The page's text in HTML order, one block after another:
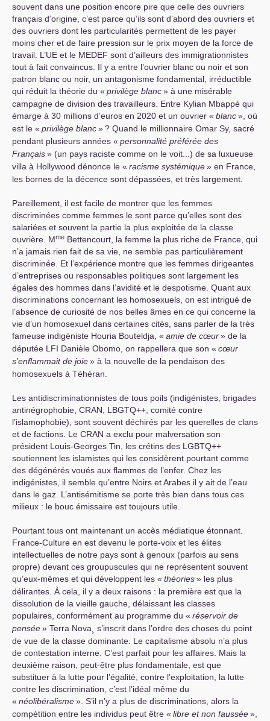
souvent dans une position encore pire que celle des ouvriers
français d’origine, c’est parce qu’ils sont d’abord des ouvriers et
des ouvriers dont les particularités permettent de les payer
moins cher et de faire pression sur le prix moyen de la force de
travail. L’UE et le MEDEF sont d’ailleurs des immigrationnistes
tout à fait convaincus. Il y a entre l’ouvrier blanc ou noir et son
patron blanc ou noir, un antagonisme fondamental, irréductible
qui réduit la théorie du « privilège blanc» à une misérable
campagne de division des travailleurs. Entre Kylian Mbappé qui
émarge à 30 millions d’euros en 2020 et un ouvrier « blanc», où
est le « privilège blanc»? Quand le millionnaire Omar Sy, sacré
pendant plusieurs années « personnalité préférée des
Français» (un pays raciste comme on le voit...) de sa luxueuse
villa à Hollywood dénonce le « racisme systémique» en France,
les bornes de la décence sont dépassées, et très largement.
Pareillement, il est facile de montrer que les femmes
discriminées comme femmes le sont parce qu’elles sont des
salariées et souvent la partie la plus exploitée de la classe
ouvrière. Mme Bettencourt, la femme la plus riche de France, qui
n’a jamais rien fait de sa vie, ne semble pas particulièrement
discriminée. Et l’expérience montre que les femmes dirigeantes
d’entreprises ou responsables politiques sont largement les
égales des hommes dans l’avidité et le despotisme. Quant aux
discriminations concernant les homosexuels, on est intrigué de
l’absence de curiosité de nos belles âmes en ce qui concerne la
vie d’un homosexuel dans certaines cités, sans parler de la très
fameuse indigéniste Houria Bouteldja, « amie de cœur» de la
députée LFI Danièle Obomo, on rappellera que son « cœur
s’enflammait de joie» à la nouvelle de la pendaison des
homosexuels à Téhéran.
Les antidiscriminationnistes de tous poils (indigénistes, brigades
antinégrophobie, CRAN LBGTQ++, comité contre
l’islamophobie), sont souvent déchirés par les querelles de clans
et de factions. Le CRAN a exclu pour malversation son
président Louis-Georges Tin, les crétins des LGBTQ++
soutiennent les islamistes qui les considèrent pourtant comme
des dégénérés voués aux flammes de l’enfer. Chez les
indigénistes, il semble qu’entre Noirs et Arabes il y ait de l’eau
dans le gaz. L’antisémitisme se porte très bien dans tous ces
milieux : le bouc émissaire est toujours utile.
Pourtant tous ont maintenant un accès médiatique étonnant.
France-Culture en est devenu le porte-voix et les élites
intellectuelles de notre pays sont à genoux (parfois au sens
propre) devant ces groupuscules qui ne représentent souvent
qu’eux-mêmes et qui développent les « théories» les plus
délirantes. À cela, il y a deux raisons : la première est que la
dissolution de la vieille gauche, délaissant les classes
populaires, conformément au programme du « réservoir de
pensée» Terra Nova¸ s’inscrit dans l’ordre des choses du point
de vue de la classe dominante. Le capitalisme absolu n’a plus
de contestation interne. C’est parfait pour les affaires. Mais la
deuxième raison, peut-être plus fondamentale, est que
substituer à la lutte pour l’égalité, contre l’exploitation, la lutte
contre les discrimination, c’est l’idéal même du
« néolibéralisme». S’il n’y a plus de discriminations, alors la
compétition entre les individus peut être « libre et non faussée»,